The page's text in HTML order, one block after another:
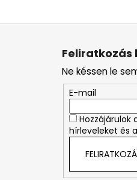
L
Feliratkozás
Ne késsen le
E-mail
hírleveleket és